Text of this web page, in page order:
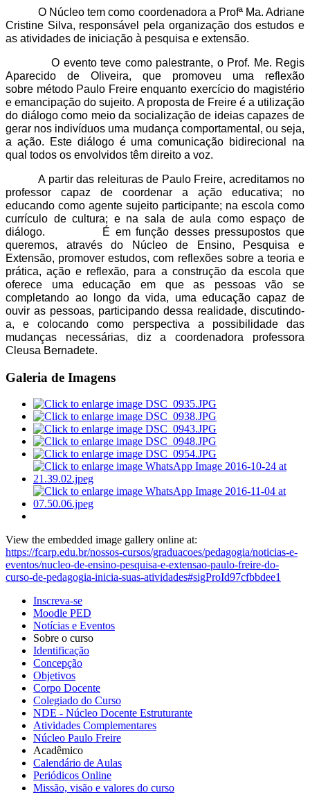
O Núcleo tem como coordenadora a Profª Ma. Adriane
Cristine Silva, responsável pela organização dos estudos e
as atividades de iniciação à pesquisa e extensão.
O evento teve como palestrante, o Prof. Me. Regis
Aparecido de Oliveira, que promoveu uma reflexão
sobre método Paulo Freire enquanto exercício do magistério
e emancipação do sujeito. A proposta de Freire é a utilização
do diálogo como meio da socialização de ideias capazes de
gerar nos indivíduos uma mudança comportamental, ou seja,
a ação. Este diálogo é uma comunicação bidirecional na
qual todos os envolvidos têm direito a voz.
A partir das releituras de Paulo Freire, acreditamos no
professor capaz de coordenar a ação educativa; no
educando como agente sujeito participante; na escola como
currículo de cultura; e na sala de aula como espaço de
diálogo. É em função desses pressupostos que
queremos, através do Núcleo de Ensino, Pesquisa e
Extensão, promover estudos, com reflexões sobre a teoria e
prática, ação e reflexão, para a construção da escola que
oferece uma educação em que as pessoas vão se
completando ao longo da vida, uma educação capaz de
ouvir as pessoas, participando dessa realidade, discutindo-
a, e colocando como perspectiva a possibilidade das
mudanças necessárias, diz a coordenadora professora
Cleusa Bernadete.
Galeria de Imagens
View the embedded image gallery online at:
https://fcarp.edu.br/nossos-cursos/graduacoes/pedagogia/noticias-e-
eventos/nucleo-de-ensino-pesquisa-e-extensao-paulo-freire-do-
curso-de-pedagogia-inicia-suas-atividades#sigProId97cfbbdee1
Inscreva-se
Moodle PED
Notícias e Eventos
Sobre o curso
Identificação
Concepção
Objetivos
Corpo Docente
Colegiado do Curso
NDE - Núcleo Docente Estruturante
Atividades Complementares
Núcleo Paulo Freire
Acadêmico
Calendário de Aulas
Periódicos Online
Missão, visão e valores do curso